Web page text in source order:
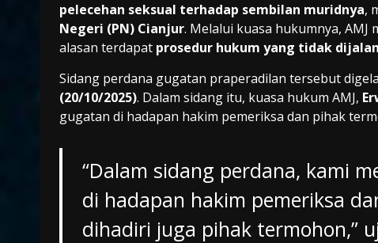
pelecehan seksual terhadap sembilan muridnya,
Negeri (PN) Cianjur. Melalui kuasa hukumnya, AMJ
alasan terdapat prosedur hukum yang tidak
Sidang perdana gugatan praperadilan tersebut
(20/10/2025). Dalam sidang itu, kuasa hukum AMJ,
gugatan di hadapan hakim pemeriksa dan pihak
“Dalam sidang perdana, kami
di hadapan hakim pemeriksa
dihadiri juga pihak termohon,”